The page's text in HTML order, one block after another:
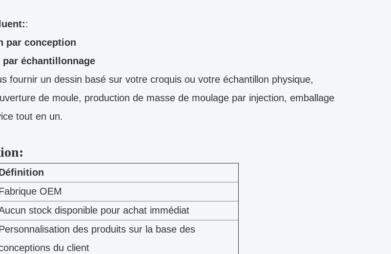
:
par conception
échantillonnage
fournir un dessin basé sur votre croquis ou votre échantillon physique,
de moule, production de masse de moulage par injection, emballage
tout en un.
OEM
stock disponible pour achat immédiat
des produits sur la base des
du client